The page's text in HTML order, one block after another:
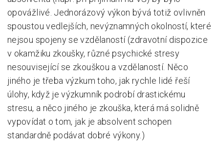
opovážlivé. Jednorázový výkon bývá totiž ovlivněn
spoustou vedlejších, nevýznamných okolností, které
nejsou spojeny se vzdělaností (zdravotní dispozice
v okamžiku zkoušky, různé psychické stresy
nesouvisející se zkouškou a vzdělaností. Něco
jiného je třeba výzkum toho, jak rychle lidé řeší
úlohy, když je výzkumník podrobí drastickému
stresu, a něco jiného je zkouška, která má solidně
vypovídat o tom, jak je absolvent schopen
standardně podávat dobré výkony.)